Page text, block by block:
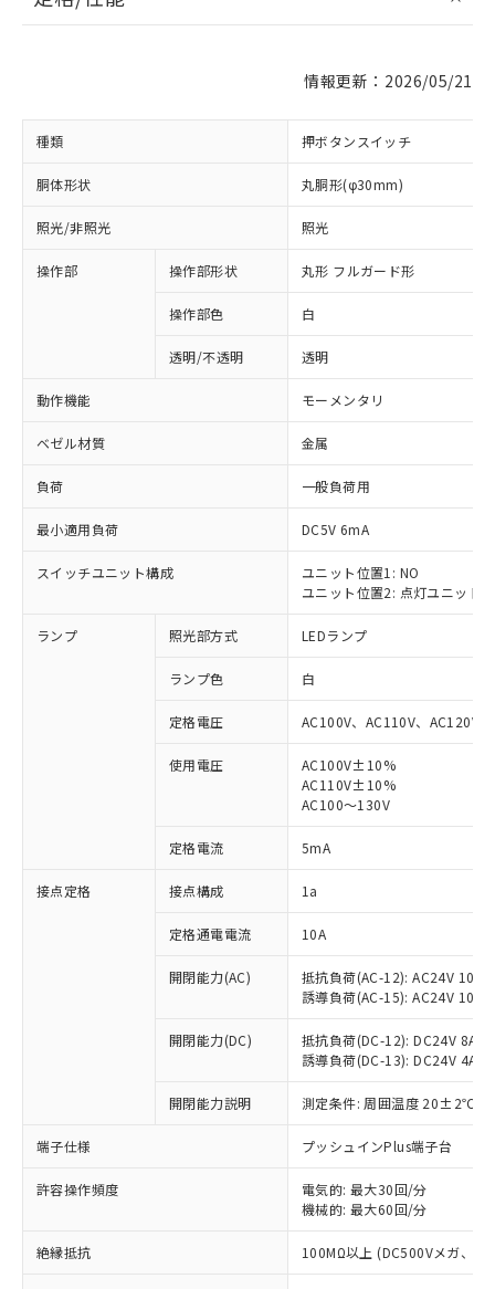
情報更新：2026/05/21
種類 押ボタンスイッチ
胴体形状 丸胴形(φ30mm)
照光/非照光 照光
操作部 操作部形状 丸形 フルガード形
操作部色 白
透明/不透明 透明
動作機能 モーメンタリ
ベゼル材質 金属
負荷 一般負荷用
最小適用負荷 DC5V 6mA
スイッチユニット構成
ユニット位置1: NO
ユニット位置2: 点灯ユニット
ランプ 照光部方式 LEDランプ
ランプ色 白
定格電圧 AC100V、AC110V、AC120V
使用電圧
AC100V±10%
AC110V±10%
AC100～130V
定格電流 5mA
接点定格 接点構成 1a
定格通電電流 10A
開閉能力(AC)
抵抗負荷(AC-12): AC24V 10A/
誘導負荷(AC-15): AC24V
開閉能力(DC)
抵抗負荷(DC-12): DC24V 8A/
誘導負荷(DC-13): DC24V 4A/
開閉能力説明 測定条件: 周囲温度 20±2℃、
端子仕様 プッシュインPlus端子台
許容操作頻度
電気的: 最大30回/分
機械的: 最大60回/分
絶縁抵抗 100MΩ以上 (DC500Vメガ、点
ご利用条件
以下の条件をお読みいただき、同意のうえ
本サービスは、当社制御機器事業取扱
商品の当社在庫状況および標準価格
(税抜)を提供させていただくもので
当社制御機器事業取扱商品の中には、
本サービスの対象外となる商品もある
在庫状況および標準価格照会結果は、
記載している更新日時点での社内デー
タに基づき作成されるものであり、閲
覧された時点での実際の在庫および標
※1 対応状況
対応済み：EU RoHS指令（10物質）の
非含有に対応した製品が提供可能な商品で
対応予定：EU RoHS指令（10物質）の非含
有に対応した製品に切り替える予定のある
対応予定なし：EU RoHS指令（10物質）の
非含有に非対応の商品で、対応品を出す予
調査・確認中：EU RoHS指令（10物質）の
非含有の対応状況を調査中または確認中の
非該当品：ライセンス料など無形物で、有
害物質有無と関係のない商品です。
仕入先様の事情により、非含有部品として
いたものが、含有品と判明した場合などや
むを得ず変更することがあります。
鉛(Pb) 1000ppm以下、 水銀(Hg) 1000ppm以下、 カド
※1 中国RoHS○×表
「○」：最大均質材料含有率が中国RoHSの
基準値以下であることを示します。
「×」：最大均質材料含有率が中国RoHSの
基準値を超えていることを示します。
「－」：未確認です。当社販売部門へお問
*中国RoHS10物質の基準値 (GB/T26572)：
Pb(鉛) :1000ppm、 Hg(水銀) : 1000ppm、 Cd(カドミウ
当社は、これら貴社製品のうち、外国
為替および外国貿易法に定める商品
（以下｢規制貨物等」という）を輸出
国政府の輸出許可(または役務取引許